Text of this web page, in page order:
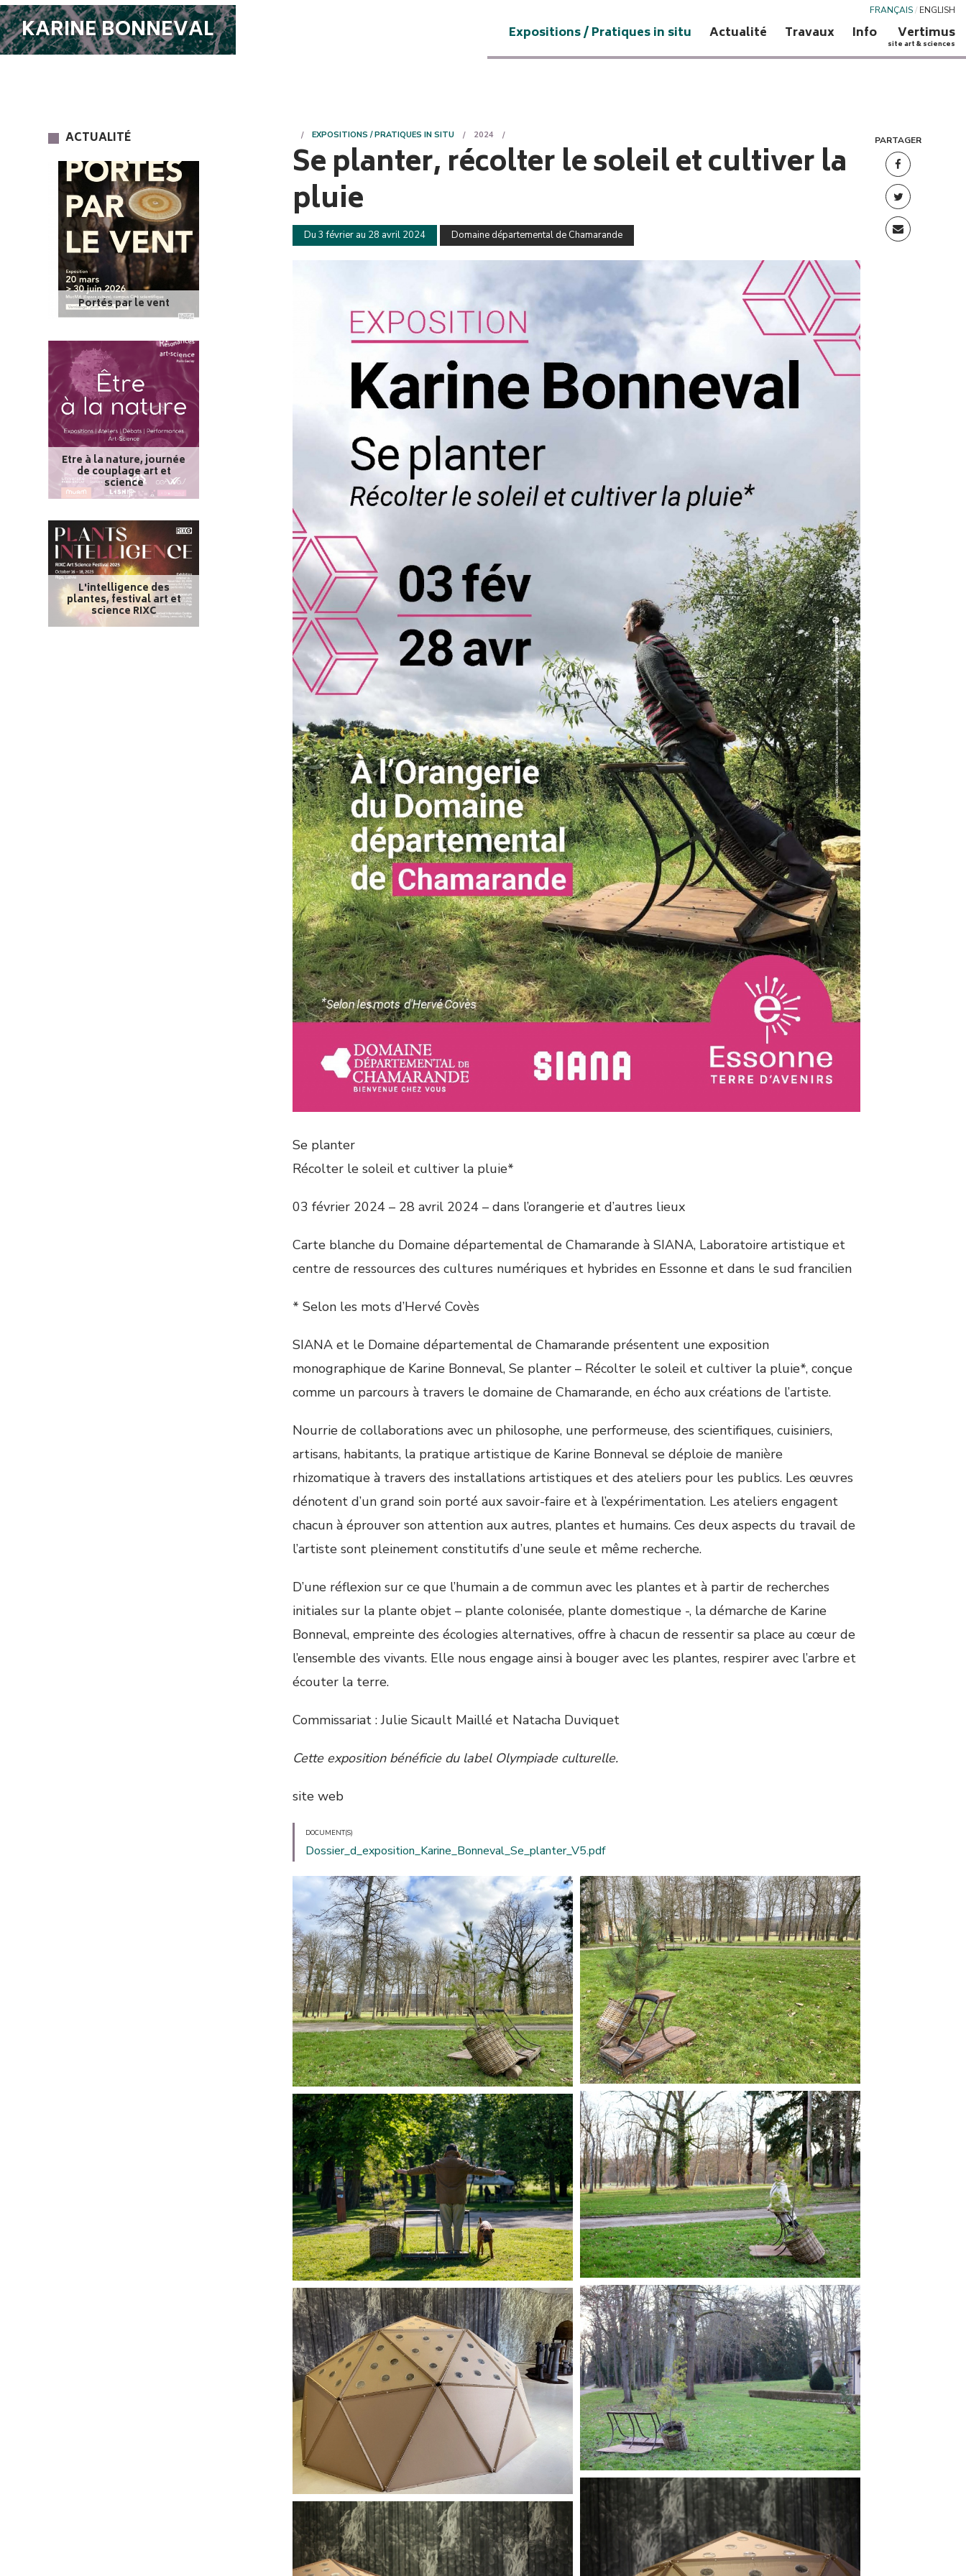
KARINE BONNEVAL
FRANÇAIS/ENGLISH
Expositions / Pratiques in situ Actualité Travaux Info Vertimus
site art & sciences
ACTUALITÉ
Portés par le vent
Etre à la nature, journée
de couplage art et
science
L'intelligence des
plantes, festival art et
science RIXC
PARTAGER
EXPOSITIONS / PRATIQUES IN SITU 2024
Se planter, récolter le soleil et cultiver la
pluie
Du 3 février au 28 avril 2024 Domaine départemental de Chamarande
Se planter
Récolter le soleil et cultiver la pluie*
03 février 2024 – 28 avril 2024 – dans l’orangerie et d’autres lieux
Carte blanche du Domaine départemental de Chamarande à SIANA, Laboratoire artistique et
centre de ressources des cultures numériques et hybrides en Essonne et dans le sud francilien
* Selon les mots d’Hervé Covès
SIANA et le Domaine départemental de Chamarande présentent une exposition
monographique de Karine Bonneval, Se planter – Récolter le soleil et cultiver la pluie*, conçue
comme un parcours à travers le domaine de Chamarande, en écho aux créations de l’artiste.
Nourrie de collaborations avec un philosophe, une performeuse, des scientifiques, cuisiniers,
artisans, habitants, la pratique artistique de Karine Bonneval se déploie de manière
rhizomatique à travers des installations artistiques et des ateliers pour les publics. Les œuvres
dénotent d’un grand soin porté aux savoir-faire et à l’expérimentation. Les ateliers engagent
chacun à éprouver son attention aux autres, plantes et humains. Ces deux aspects du travail de
l’artiste sont pleinement constitutifs d’une seule et même recherche.
D’une réflexion sur ce que l’humain a de commun avec les plantes et à partir de recherches
initiales sur la plante objet – plante colonisée, plante domestique -, la démarche de Karine
Bonneval, empreinte des écologies alternatives, offre à chacun de ressentir sa place au cœur de
l’ensemble des vivants. Elle nous engage ainsi à bouger avec les plantes, respirer avec l’arbre et
écouter la terre.
Commissariat : Julie Sicault Maillé et Natacha Duviquet
Cette exposition bénéficie du label Olympiade culturelle.
site web
DOCUMENT(S)
Dossier_d_exposition_Karine_Bonneval_Se_planter_V5.pdf